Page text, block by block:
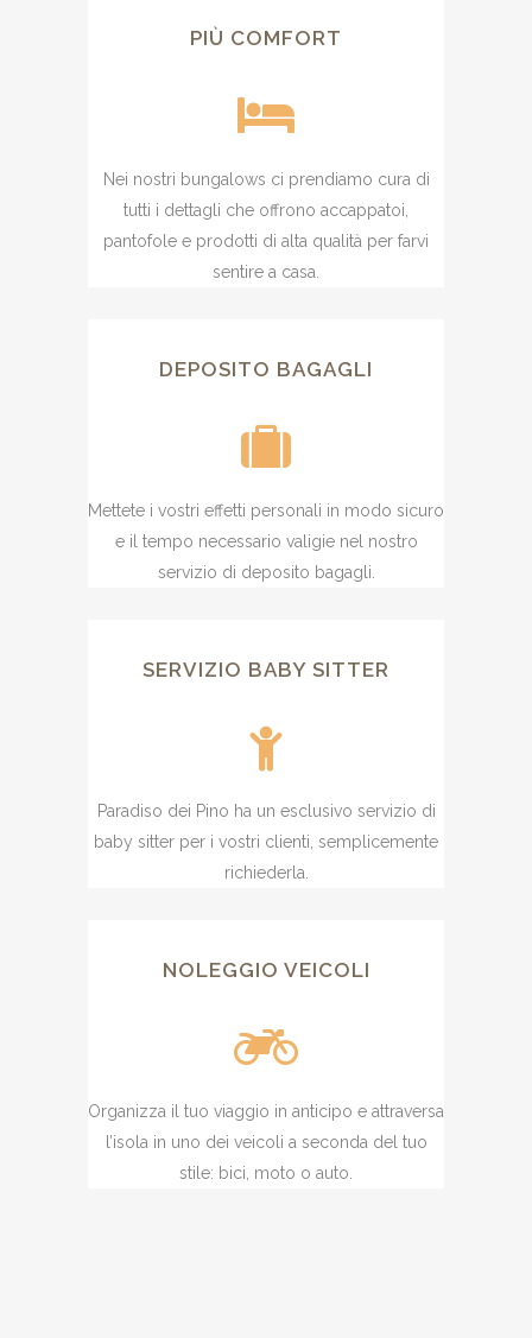
PIÙ COMFORT
Nei nostri bungalows ci prendiamo cura di
tutti i dettagli che offrono accappatoi,
pantofole e prodotti di alta qualità per farvi
sentire a casa.
DEPOSITO BAGAGLI
Mettete i vostri effetti personali in modo sicuro
e il tempo necessario valigie nel nostro
servizio di deposito bagagli
SERVIZIO BABY SITTER
Paradiso dei Pino ha un esclusivo servizio di
baby sitter per i vostri clienti, semplicemente
richiederla.
NOLEGGIO VEICOLI
Organizza il tuo viaggio in anticipo e attraversa
l’isola in uno dei veicoli a seconda del tuo
stile: bici, moto o auto.